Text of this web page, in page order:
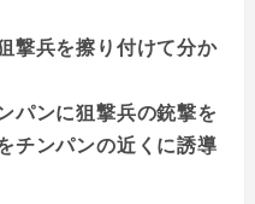
撃兵を擦り付けて分か
パンに狙撃兵の銃撃を
チンパンの近くに誘導